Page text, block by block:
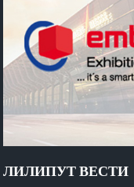
ЛИЛИПУТ ВЕСТИ